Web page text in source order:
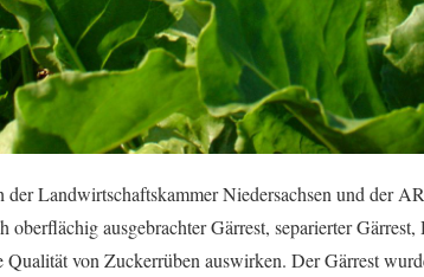
der Landwirtschaftskammer Niedersachsen und der
oberflächig ausgebrachter Gärrest, separierter
von Zuckerrüben auswirken. Der Gärrest